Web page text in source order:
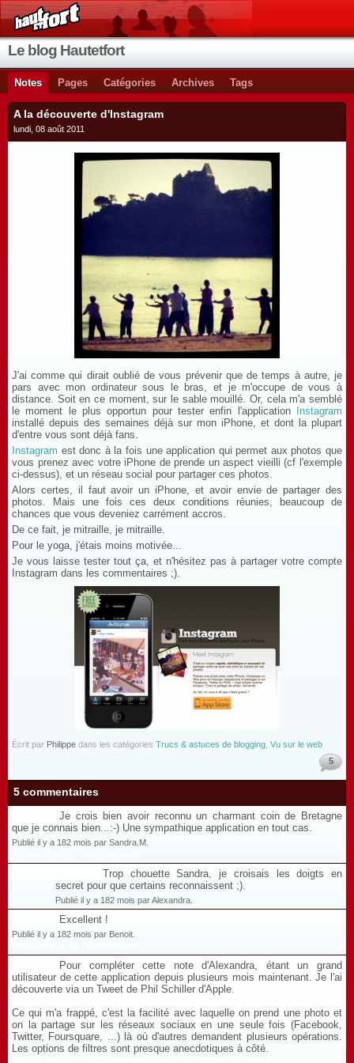
Le blog Hautetfort
Notes Pages Catégories Archives Tags
A la découverte d'Instagram
lundi, 08 août 2011
J'ai comme qui dirait oublié de vous prévenir que de temps à autre, je
pars avec mon ordinateur sous le bras, et je m'occupe de vous à
distance. Soit en ce moment, sur le sable mouillé. Or, cela m'a semblé
le moment le plus opportun pour tester enfin l'application
Instagram
installé depuis des semaines déjà sur mon iPhone, et dont la plupart
d'entre vous sont déjà fans.
Instagram est donc à la fois une application qui permet aux photos que
vous prenez avec votre iPhone de prende un aspect vieilli (cf l'exemple
ci-dessus), et un réseau social pour partager ces photos.
Alors certes, il faut avoir un iPhone, et avoir envie de partager des
photos. Mais une fois ces deux conditions réunies, beaucoup de
chances que vous deveniez carrément accros.
De ce fait, je mitraille, je mitraille.
Pour le yoga, j'étais moins motivée...
Je vous laisse tester tout ça, et n'hésitez pas à partager votre compte
Instagram dans les commentaires ;).
Écrit par Philippe dans les catégories Trucs & astuces de blogging Vu sur le web
5
5 commentaires
Je crois bien avoir reconnu un charmant coin de Bretagne
que je connais bien...:-) Une sympathique application en tout cas.
Publié il y a 182 mois par Sandra.M.
Trop chouette Sandra, je croisais les doigts en
secret pour que certains reconnaissent ;).
Publié il y a 182 mois par Alexandra.
Excellent !
Publié il y a 182 mois par Benoit.
Pour compléter cette note d'Alexandra, étant un grand
utilisateur de cette application depuis plusieurs mois maintenant. Je l'ai
découverte via un Tweet de Phil Schiller d'Apple.
Ce qui m'a frappé, c'est la facilité avec laquelle on prend une photo et
on la partage sur les réseaux sociaux en une seule fois (Facebook,
Twitter, Foursquare, ...) là où d'autres demandent plusieurs opérations.
Les options de filtres sont presque anecdotiques à côté.